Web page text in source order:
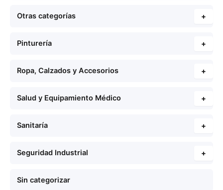
Otras categorías +
Pinturería +
Ropa, Calzados y Accesorios +
Salud y Equipamiento Médico +
Sanitaría +
Seguridad Industrial +
Sin categorizar